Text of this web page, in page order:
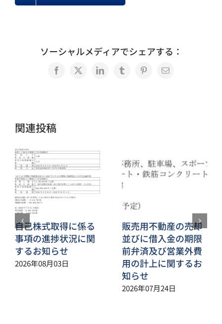
ソーシャルメディアでシェアする：
Facebook
X LinkedInTumblrPinterest
電
関連投稿
自己株式取得に係る
事項の進捗状況に関
するお知らせ
2026年08月03日
販売用不動産の売却
並びに借入金の期限
前弁済及び営業外費
用の計上に関するお
知らせ
2026年07月24日